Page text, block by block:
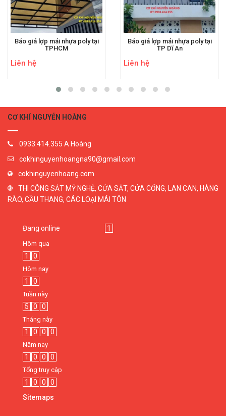
Báo giá lợp mái nhựa poly tại
TPHCM
Liên hệ
Báo giá lợp mái nhựa poly tại
TP Dĩ An
Liên hệ
CƠ KHÍ NGUYỄN HOÀNG
0933.414.355 A Hoàng
cokhinguyenhoangna90@gmail.com
cokhinguyenhoang.com
THI CÔNG SẮT MỸ NGHỆ, CỬA SẮT, CỬA CỔNG, LAN CAN, HÀNG
RÀO, CẦU THANG, CÁC LOẠI MÁI TÔN
Đang online 1
Hôm qua
1 0
Hôm nay
1 0
Tuần này
5 0 0
Tháng này
1 0 0 0
Năm nay
1 0 0 0
Tổng truy cập
1 0 0
0
Sitemaps